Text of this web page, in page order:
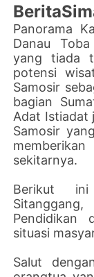
Panorama
Danau
yang tiada
potensi
Samosir
bagian
Adat Istiadat
Samosir
sekitarnya.
Berikut
Pendidikan
situasi
Salut